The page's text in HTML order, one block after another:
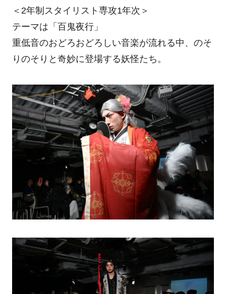
＜2年制スタイリスト専攻1年次＞
テーマは「百鬼夜行」
重低音のおどろおどろしい音楽が流れる中、のそ
りのそりと奇妙に登場する妖怪たち。